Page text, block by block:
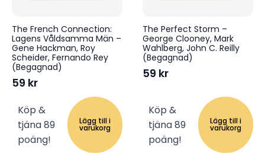
The French Connection:
Lagens Våldsamma Män –
Gene Hackman, Roy
Scheider, Fernando Rey
(Begagnad)
59 kr
Köp &
tjäna 89
poäng!
Lägg till i
varukorg
The Perfect Storm –
George Clooney, Mark
Wahlberg, John C. Reilly
(Begagnad)
59 kr
Köp &
tjäna 89
poäng!
Lägg till i
varukorg